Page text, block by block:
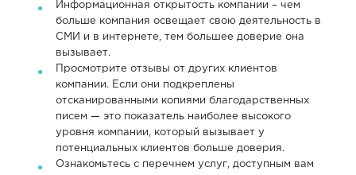
Информационная открытость компании – чем
больше компания освещает свою деятельность в
СМИ и в интернете, тем большее доверие она
вызывает.
Просмотрите отзывы от других клиентов
компании. Если они подкреплены
отсканированными копиями благодарственных
писем — это показатель наиболее высокого
уровня компании, который вызывает у
потенциальных клиентов больше доверия.
Ознакомьтесь с перечнем услуг, доступным вам